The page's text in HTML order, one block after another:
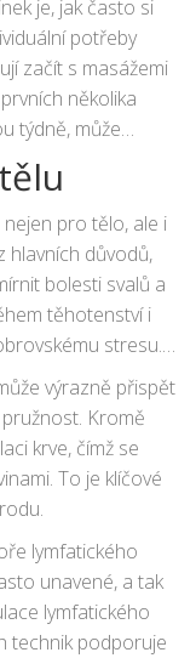
a
je, jak často si
potřeby
začít s masážemi
několika
týdně, může
aktivitám a
pro tělo, ale i
hlavních důvodů,
bolesti svalů a
těhotenství i
stresu.
mohou být
bolestem.
výrazně přispět
Kromě
krve, čímž se
To je klíčové
lymfatického
unavené, a tak
lymfatického
technik podporuje